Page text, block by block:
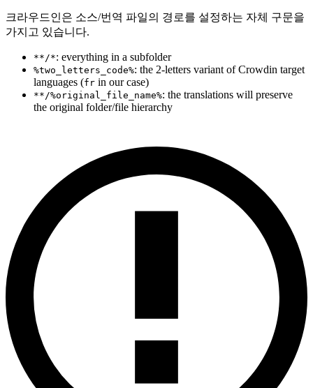
크라우드인은 소스/번역 파일의 경로를 설정하는 자체 구문을
가지고 있습니다.
**/*: everything in a subfolder
%two_letters_code%: the 2-letters variant of Crowdin target
languages (fr in our case)
**/%original_file_name%: the translations will preserve
the original folder/file hierarchy